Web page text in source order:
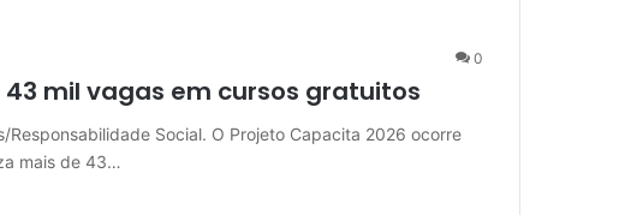
0
mil vagas em cursos gratuitos
Responsabilidade Social. O Projeto Capacita 2026 ocorre
mais de 43…